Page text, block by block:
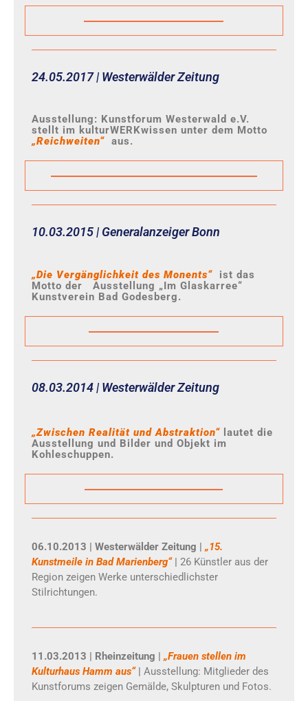
24.05.2017 | Westerwälder Zeitung
Ausstellung: Kunstforum Westerwald e.V.
stellt im kulturWERKwissen unter dem Motto
„Reichweiten“ aus.
10.03.2015 | Generalanzeiger Bonn
„Die Vergänglichkeit des Monents“ ist das
Motto der Ausstellung „Im Glaskarree“
Kunstverein Bad Godesberg.
08.03.2014 | Westerwälder Zeitung
„Zwischen Realität und Abstraktion“ lautet die
Ausstellung und Bilder und Objekt im
Kohleschuppen.
06.10.2013 | Westerwälder Zeitung |„15.
Kunstmeile in Bad Marienberg“| 26 Künstler aus der
Region zeigen Werke unterschiedlichster
Stilrichtungen.
11.03.2013 | Rheinzeitung |„Frauen stellen im
Kulturhaus Hamm aus“ | Ausstellung: Mitglieder des
Kunstforums zeigen Gemälde, Skulpturen und Fotos.